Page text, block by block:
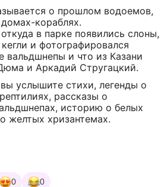
о прошлом водоемов,
кораблях.
в парке появились слоны,
и фотографировался
вальдшнепы и что из Казани
и Аркадий Стругацкий.
услышите стихи, легенды о
рассказы о
историю о белых
желтых хризантемах.
0 0